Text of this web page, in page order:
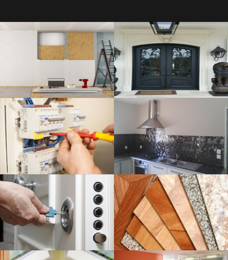
ISOLATION, CLOISONS ET FAUX
PLAFOND
ELECTRICITÉ
SAVOIR PLUS
SERRURERIE
SAVOIR PLUS